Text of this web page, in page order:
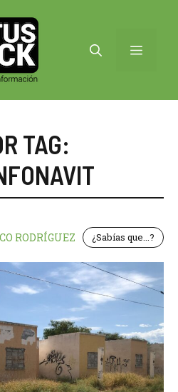
MENÚ
TAG:
RODRÍGUEZ ¿Sabías que...?